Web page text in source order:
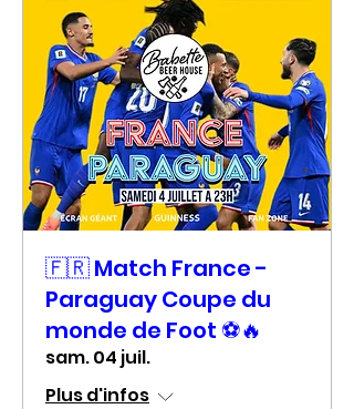
🇫🇷 Match France -
Paraguay Coupe du
monde de Foot ⚽🔥
sam. 04 juil.
Plus d'infos